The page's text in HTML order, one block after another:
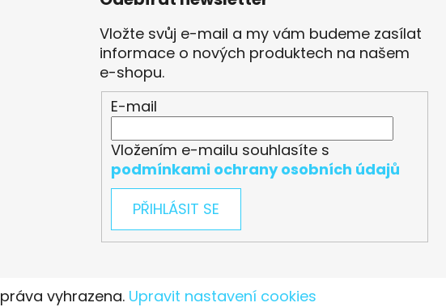
Vložte svůj e-mail a my vám budeme zasílat
informace o nových produktech na našem
e-shopu.
E-mail
Vložením e-mailu souhlasíte s
podmínkami ochrany osobních údajů
PŘIHLÁSIT SE
vyhrazena. Upravit nastavení cookies